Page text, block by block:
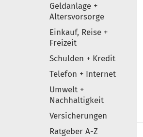
Geldanlage +
Altersvorsorge
Einkauf, Reise +
Freizeit
Schulden + Kredit
Telefon + Internet
Umwelt +
Nachhaltigkeit
Versicherungen
Ratgeber A-Z